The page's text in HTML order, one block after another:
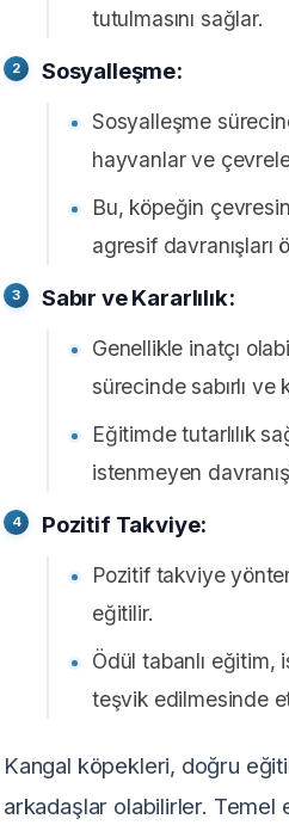
tutulmasını sağlar.
Sosyalleşme:
Sosyalleşme
hayvanlar ve
Bu, köpeğin
agresif davranışları
Sabır ve Kararlılık:
Genellikle inatçı
sürecinde sabırlı ve
Eğitimde tutarlılık
istenmeyen
Pozitif Takviye:
Pozitif takviye
eğitilir.
Ödül tabanlı eğitim,
teşvik edilmesinde
Kangal köpekleri, doğru
arkadaşlar olabilirler. Temel